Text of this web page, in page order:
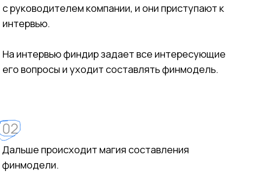
Дальше происходит магия составления
финмодели.
02
с руководителем компании, и они приступают к
интервью.
На интервью финдир задает все интересующие
его вопросы и уходит составлять финмодель.